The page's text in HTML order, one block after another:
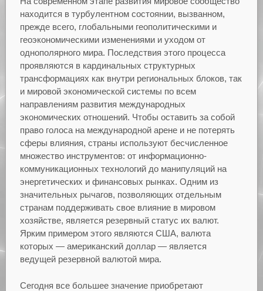
находится в турбулентном состоянии, вызванном,
прежде всего, глобальными геополитическими и
геоэкономическими изменениями и уходом от
однополярного мира. Последствия этого процесса
проявляются в кардинальных структурных
трансформациях как внутри региональных блоков, так
и мировой экономической системы по всем
направлениям развития международных
экономических отношений. Чтобы оставить за собой
право голоса на международной арене и не потерять
сферы влияния, страны используют бесчисленное
множество инструментов: от информационно-
коммуникационных технологий до манипуляций на
энергетических и финансовых рынках. Одним из
значительных рычагов, позволяющих отдельным
странам поддерживать свое влияние в мировом
хозяйстве, является резервный статус их валют.
Ярким примером этого являются США, валюта
которых — американский доллар — является
ведущей резервной валютой мира.
Сегодня все большее значение приобретают